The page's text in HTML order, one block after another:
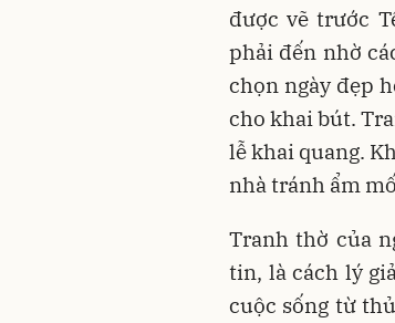
được vẽ trước
phải đến nhờ
chọn ngày đẹp
cho khai bút.
lễ khai quang.
nhà tránh ẩm
Tranh thờ của
tin, là cách lý
cuộc sống từ